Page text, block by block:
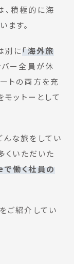
積極的に海
す。
別に「海外旅
バー全員が休
トの両方を充
モットーとして
な旅をしてい
くいただいた
働く社員の
ご紹介してい